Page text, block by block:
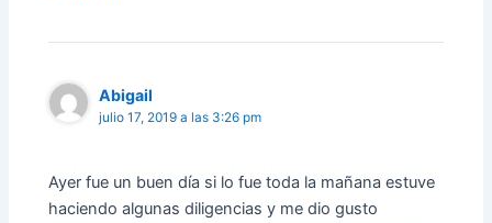
Abigail
julio 17, 2019 a las 3:26 pm
Ayer fue un buen día si lo fue toda la mañana estuve
haciendo algunas diligencias y me dio gusto